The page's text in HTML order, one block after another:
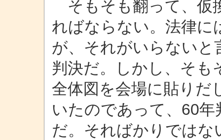
そもそも翻って、仮
ればならない。法律に
が、それがいらないと
判決だ。しかし、そも
全体図を会場に貼りだ
いたのであって、60
だ。そればかりではな